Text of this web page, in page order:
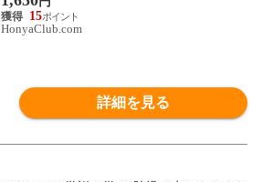
15
HonyaClub.com
詳細を見る